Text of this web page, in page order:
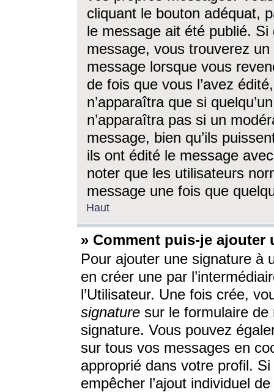
cliquant le bouton adéquat,
le message ait été publié. Si
message, vous trouverez
message lorsque vous
de fois que vous l’avez
n’apparaîtra que si
n’apparaîtra pas si un
message, bien qu’ils
ils ont édité le message
noter que les utilisateurs
message une fois que
Haut
» Comment puis-je ajouter
Pour ajouter une signature à
en créer une par
l’Utilisateur. Une fois crée,
signature sur le formulaire de
signature. Vous pouvez
sur tous vos messages en
approprié dans votre profil.
empêcher l’ajout individuel